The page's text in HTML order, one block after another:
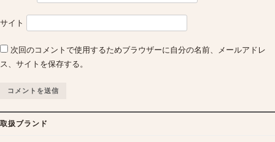
サイト
次回のコメントで使用するためブラウザーに自分の名前、メールアドレ
ス、サイトを保存する。
取扱ブランド